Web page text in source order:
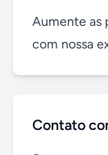
Aumente as
com nossa
Contato